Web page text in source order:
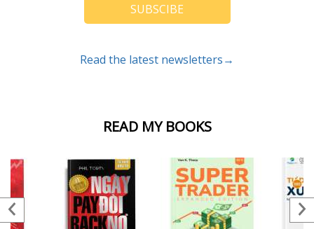
READ MY BOOKS
SUBSCIBE
Read the latest newsletters→